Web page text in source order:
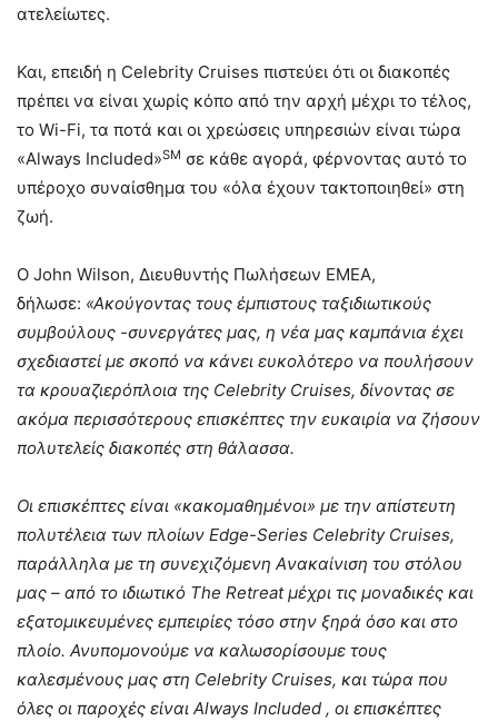
ατελείωτες.
Και, επειδή η Celebrity Cruises πιστεύει ότι οι διακοπές
πρέπει να είναι χωρίς κόπο από την αρχή μέχρι το τέλος,
το Wi-Fi, τα ποτά και οι χρεώσεις υπηρεσιών είναι τώρα
«Always Included»SM σε κάθε αγορά, φέρνοντας αυτό το
υπέροχο συναίσθημα του «όλα έχουν τακτοποιηθεί» στη
ζωή.
Ο John Wilson, Διευθυντής Πωλήσεων EMEA,
δήλωσε: «Ακούγοντας τους έμπιστους ταξιδιωτικούς
συμβούλους -συνεργάτες μας, η νέα μας καμπάνια έχει
σχεδιαστεί με σκοπό να κάνει ευκολότερο να πουλήσουν
τα κρουαζιερόπλοια της Celebrity Cruises, δίνοντας σε
ακόμα περισσότερους επισκέπτες την ευκαιρία να ζήσουν
πολυτελείς διακοπές στη θάλασσα.
Οι επισκέπτες είναι «κακομαθημένοι» με την απίστευτη
πολυτέλεια των πλοίων Edge-Series Celebrity Cruises,
παράλληλα με τη συνεχιζόμενη Aνακαίνιση του στόλου
μας – από το ιδιωτικό The Retreat μέχρι τις μοναδικές και
εξατομικευμένες εμπειρίες τόσο στην ξηρά όσο και στο
πλοίο. Ανυπομονούμε να καλωσορίσουμε τους
καλεσμένους μας στη Celebrity Cruises, και τώρα που
όλες οι παροχές είναι Always Included , οι επισκέπτες